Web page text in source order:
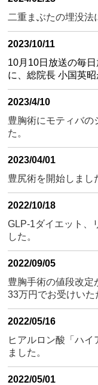
二重まぶたの埋没法
2023/10/11
10月10日放送の毎
に、総院長 小国英昭
2023/4/10
豊胸術にモティバの
た。
2023/04/01
豊尻術を開始しまし
2022/10/18
GLP-1ダイエット、
した。
2022/09/05
豊胸手術の値段改定
33万円でお受けいた
2022/05/16
ヒアルロン酸「ハ
ました。
2022/05/01